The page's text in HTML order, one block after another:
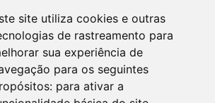
site utiliza cookies e outras
de rastreamento para
sua experiência de
para os seguintes
para ativar a